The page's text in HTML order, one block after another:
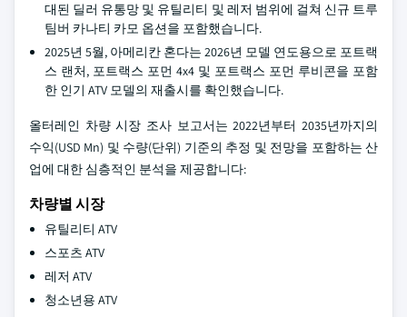
대된 딜러 유통망 및 유틸리티 및 레저 범위에 걸쳐 신규 트루
팀버 카나티 카모 옵션을 포함했습니다.
2025년 5월, 아메리칸 혼다는 2026년 모델 연도용으로 포트랙
스 랜처, 포트랙스 포먼 4x4 및 포트랙스 포먼 루비콘을 포함
한 인기 ATV 모델의 재출시를 확인했습니다.
올터레인 차량 시장 조사 보고서는 2022년부터 2035년까지의
수익(USD Mn) 및 수량(단위) 기준의 추정 및 전망을 포함하는 산
업에 대한 심층적인 분석을 제공합니다:
차량별 시장
유틸리티 ATV
스포츠 ATV
레저 ATV
청소년용 ATV